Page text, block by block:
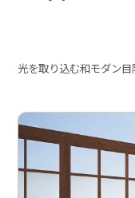
光を取り込む和モダン